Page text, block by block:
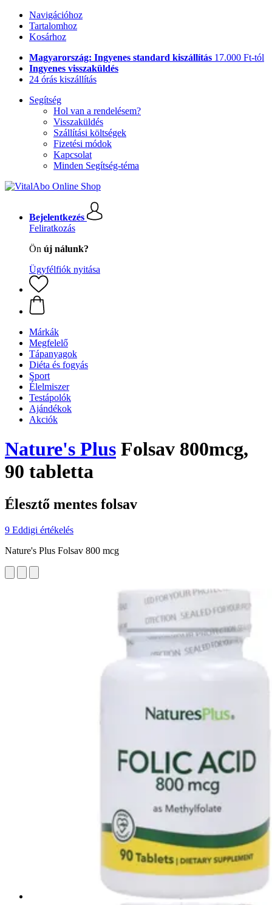
Navigációhoz
Tartalomhoz
Kosárhoz
Magyarország: Ingyenes standard kiszállítás 17.000 Ft-tól
Ingyenes visszaküldés
24 órás kiszállítás
Segítség
Hol van a rendelésem?
Visszaküldés
Szállítási költségek
Fizetési módok
Kapcsolat
Minden Segítség-téma
Bejelentkezés
Feliratkozás
Ön új nálunk?
Ügyfélfiók nyitása
Márkák
Megfelelő
Tápanyagok
Diéta és fogyás
Sport
Élelmiszer
Testápolók
Ajándékok
Akciók
Nature's Plus Folsav 800mcg,
90 tabletta
Élesztő mentes folsav
9 Eddigi értékelés
Nature's Plus Folsav 800 mcg